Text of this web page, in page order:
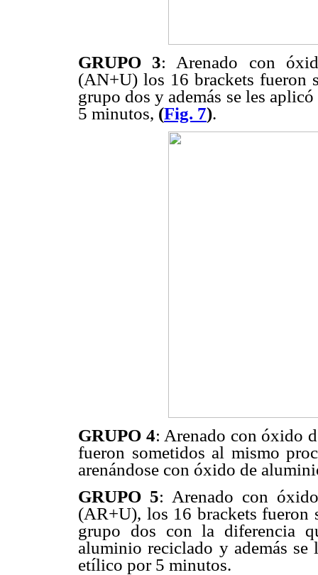
GRUPO 3: Arenado con
(AN+U) los 16 brackets fueron
grupo dos y además se les
5 minutos, (Fig. 7).
GRUPO 4: Arenado con óxido
fueron sometidos al mismo
arenándose con óxido de
GRUPO 5: Arenado con
(AR+U), los 16 brackets fueron
grupo dos con la diferencia
aluminio reciclado y además
etílico por 5 minutos.